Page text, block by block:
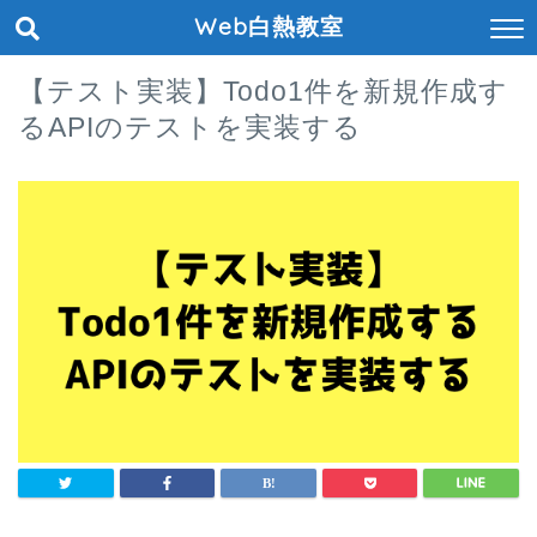
Web白熱教室
【テスト実装】Todo1件を新規作成す
るAPIのテストを実装する